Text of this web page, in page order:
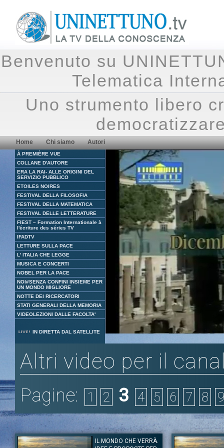
Benvenuto su
Telematica
Uno strumento libero
Home Chi siamo Autori
À PREMIÈRE VUE
COLLANE D'AUTORE
ERA LA RAI- ALLE ORIGINI DEL
SERVIZIO PUBBLICO
ETOILES NOIRES
FESTIVAL DELLA FILOSOFIA
FESTIVAL DELLA MATEMATICA
FESTIVAL DELLE LETTERATURE
FIEST – Formation Internationale à
l'écriture des séries TV
IFADTV
LETTURE SULLA PACE
L' ITALIA CHE LEGGE
MUSICA E CONCERTI
NOBEL PER LA PACE
NOI#SENZA CONFINI INSIEME PER
UN MONDO MIGLIORE
NOTTE DEI RICERCATORI
STATI GENERALI DELLA MEMORIA
VIDEOLEZIONI DALLE FACOLTA'
IN DIRETTA DAL SATELLITE
Unmute Loaded:
8.73%
Altri video per il
Pagine: 1 2 3 4 5 6 7 8 9
IL MONDO CHE VERRÀ.